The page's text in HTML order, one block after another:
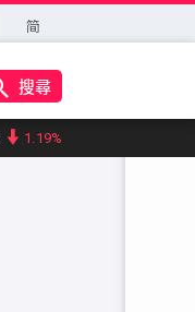
简
搜尋
1.19%